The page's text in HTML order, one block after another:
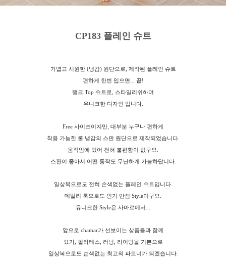
CP183 플레인 슈트
가볍고 시원한 (냉감) 원단으로, 제작된 플레인 슈트
편하게 한번 입으면... 끝!
탱크 Top 슈트로, 스타일리쉬하며
유니크한 디자인 입니다.
Free 사이즈이지만, 대부분 누구나 편하게
착용 가능한 쿨 냉감의 스판 원단으로 제작되었습니다.
움직임에 있어 전혀 불편함이 없구요.
스판이 좋아서 어떤 동작도 무난하게 가능하답니다.
일상복으로도 전혀 손색없는 플레인 슈트입니다.
데일리 룩으로도 인기 만점 Style이구요.
유니크한 Style은 사마르에서...
앞으로 chamar가 선보이는 상품들과 함께
요가, 필라테스, 러닝, 라이딩을 기본으로
일상복으로도 손색없는 최고의 파트너가 되겠습니다.